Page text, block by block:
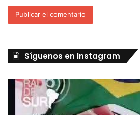
Síguenos en Instagram